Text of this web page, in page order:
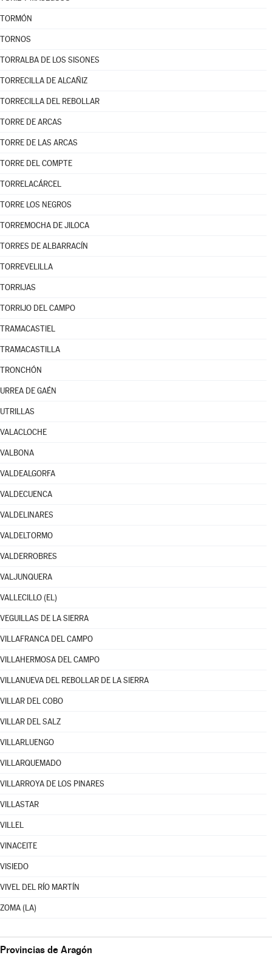
TORMÓN
TORNOS
TORRALBA DE LOS SISONES
TORRECILLA DE ALCAÑIZ
TORRECILLA DEL REBOLLAR
TORRE DE ARCAS
TORRE DE LAS ARCAS
TORRE DEL COMPTE
TORRELACÁRCEL
TORRE LOS NEGROS
TORREMOCHA DE JILOCA
TORRES DE ALBARRACÍN
TORREVELILLA
TORRIJAS
TORRIJO DEL CAMPO
TRAMACASTIEL
TRAMACASTILLA
TRONCHÓN
URREA DE GAÉN
UTRILLAS
VALACLOCHE
VALBONA
VALDEALGORFA
VALDECUENCA
VALDELINARES
VALDELTORMO
VALDERROBRES
VALJUNQUERA
VALLECILLO (EL)
VEGUILLAS DE LA SIERRA
VILLAFRANCA DEL CAMPO
VILLAHERMOSA DEL CAMPO
VILLANUEVA DEL REBOLLAR DE LA SIERRA
VILLAR DEL COBO
VILLAR DEL SALZ
VILLARLUENGO
VILLARQUEMADO
VILLARROYA DE LOS PINARES
VILLASTAR
VILLEL
VINACEITE
VISIEDO
VIVEL DEL RÍO MARTÍN
ZOMA (LA)
Provincias de Aragón